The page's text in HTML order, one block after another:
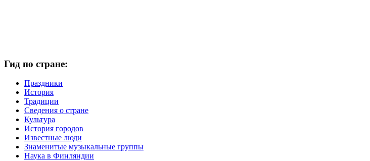
Гид по стране:
Праздники
История
Традиции
Cведения о стране
Культура
История городов
Известные люди
Знаменитые музыкальные группы
Наука в Финляндии